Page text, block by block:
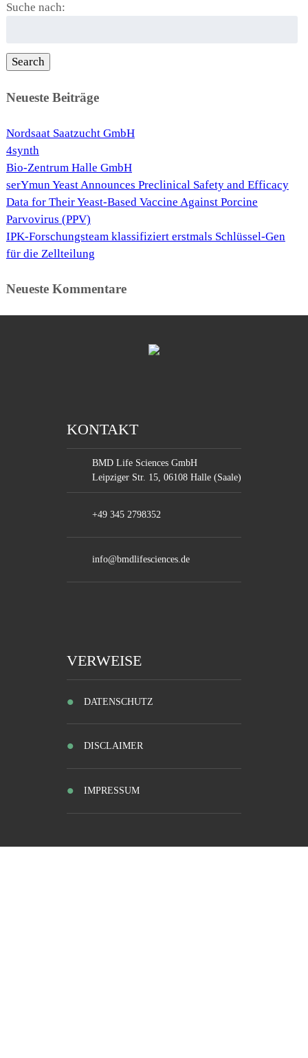
Suche nach:
Search
Neueste Beiträge
Nordsaat Saatzucht GmbH
4synth
Bio-Zentrum Halle GmbH
serYmun Yeast Announces Preclinical Safety and Efficacy
Data for Their Yeast-Based Vaccine Against Porcine
Parvovirus (PPV)
IPK-Forschungsteam klassifiziert erstmals Schlüssel-Gen
für die Zellteilung
Neueste Kommentare
KONTAKT
BMD Life Sciences GmbH
Leipziger Str. 15, 06108 Halle (Saale)
+49 345 2798352
info@bmdlifesciences.de
VERWEISE
DATENSCHUTZ
DISCLAIMER
IMPRESSUM